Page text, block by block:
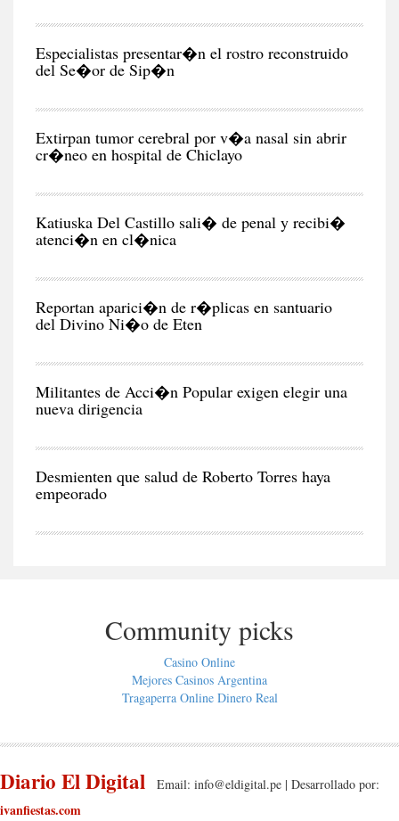
Especialistas presentar�n el rostro reconstruido
del Se�or de Sip�n
Extirpan tumor cerebral por v�a nasal sin abrir
cr�neo en hospital de Chiclayo
Katiuska Del Castillo sali� de penal y recibi�
atenci�n en cl�nica
Reportan aparici�n de r�plicas en santuario
del Divino Ni�o de Eten
Militantes de Acci�n Popular exigen elegir una
nueva dirigencia
Desmienten que salud de Roberto Torres haya
empeorado
Community picks
Casino Online
Mejores Casinos Argentina
Tragaperra Online Dinero Real
Diario El Digital Email: info@eldigital.pe | Desarrollado por:
ivanfiestas.com